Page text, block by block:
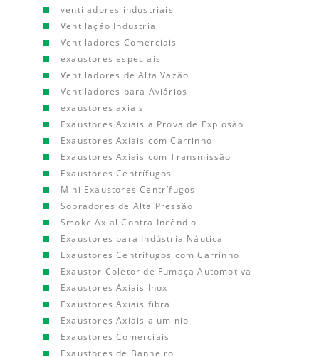
ventiladores industriais
Ventilação Industrial
Ventiladores Comerciais
exaustores especiais
Ventiladores de Alta Vazão
Ventiladores para Aviários
exaustores axiais
Exaustores Axiais à Prova de Explosão
Exaustores Axiais com Carrinho
Exaustores Axiais com Transmissão
Exaustores Centrífugos
Mini Exaustores Centrífugos
Sopradores de Alta Pressão
Smoke Axial Contra Incêndio
Exaustores para Indústria Náutica
Exaustores Centrífugos com Carrinho
Exaustor Coletor de Fumaça Automotiva
Exaustores Axiais Inox
Exaustores Axiais fibra
Exaustores Axiais aluminio
Exaustores Comerciais
Exaustores de Banheiro